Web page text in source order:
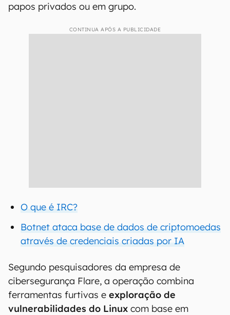
papos privados ou em grupo.
CONTINUA APÓS A PUBLICIDADE
O que é IRC?
Botnet ataca base de dados de criptomoedas
através de credenciais criadas por IA
Segundo pesquisadores da empresa de
cibersegurança Flare, a operação combina
ferramentas furtivas e exploração de
vulnerabilidades do Linux com base em